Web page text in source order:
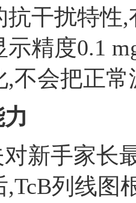
抗干扰特性
精度0.1
,不会把正
新手家长
,TcB列线图